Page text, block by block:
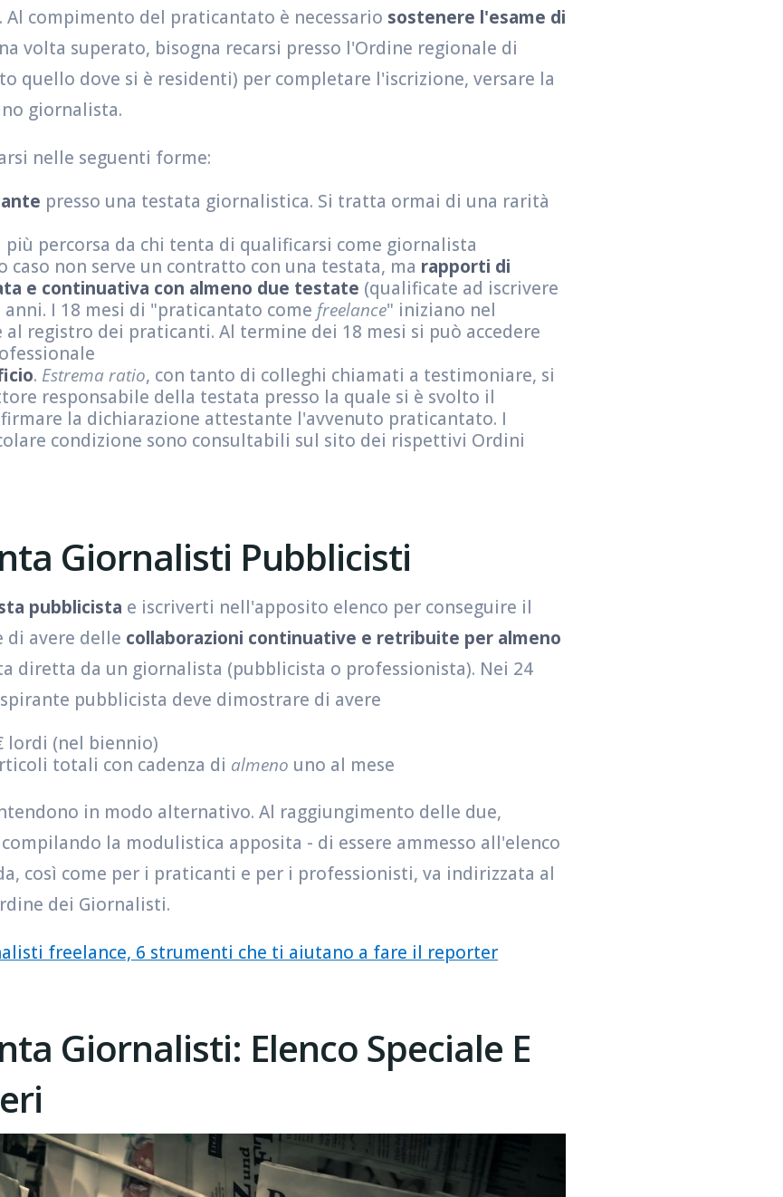
compimento del praticantato è necessario sostenere l'esame di
volta superato, bisogna recarsi presso l'Ordine regionale di
quello dove si è residenti) per completare l'iscrizione, versare la
giornalista.
nelle seguenti forme:
presso una testata giornalistica. Si tratta ormai di una rarità
più percorsa da chi tenta di qualificarsi come giornalista
caso non serve un contratto con una testata, ma rapporti di
e continuativa con almeno due testate (qualificate ad iscrivere
I 18 mesi di "praticantato come freelance" iniziano nel
registro dei praticanti. Al termine dei 18 mesi si può accedere
. Estrema ratio, con tanto di colleghi chiamati a testimoniare, si
responsabile della testata presso la quale si è svolto il
la dichiarazione attestante l'avvenuto praticantato. I
condizione sono consultabili sul sito dei rispettivi Ordini
Giornalisti Pubblicisti
pubblicista e iscriverti nell'apposito elenco per conseguire il
di avere delle collaborazioni continuative e retribuite per almeno
diretta da un giornalista (pubblicista o professionista). Nei 24
pubblicista deve dimostrare di avere
lordi (nel biennio)
totali con cadenza di almeno uno al mese
in modo alternativo. Al raggiungimento delle due,
la modulistica apposita - di essere ammesso all'elenco
così come per i praticanti e per i professionisti, va indirizzata al
dei Giornalisti.
freelance, 6 strumenti che ti aiutano a fare il reporter
Giornalisti: Elenco Speciale E